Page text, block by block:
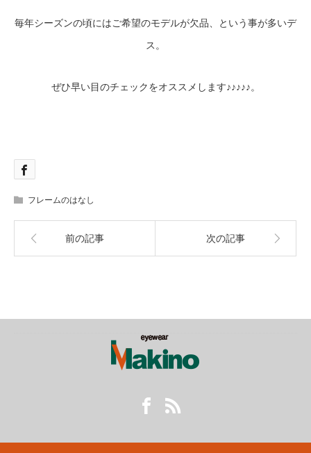
毎年シーズンの頃にはご希望のモデルが欠品、という事が多いデ
ス。
ぜひ早い目のチェックをオススメします♪♪♪♪♪。
フレームのはなし
前の記事 次の記事